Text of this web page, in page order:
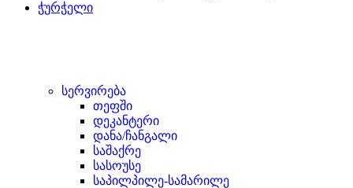
ჭურჭელი
სერვირება
თეფში
დეკანტერი
დანა/ჩანგალი
საშაქრე
სასოუსე
საპილპილე-სამარილე